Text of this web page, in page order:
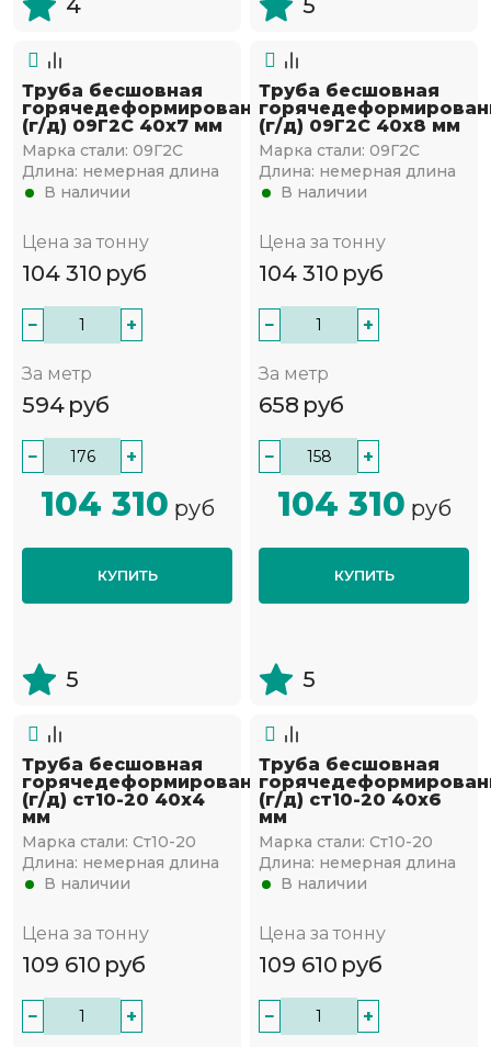
4 5
Труба бесшовная
горячедеформированная
(г/д) 09Г2С 40х7 мм
Марка стали: 09Г2С
Длина: немерная длина
В наличии
Цена за тонну
104 310 руб
− +
За метр
594 руб
− +
104 310 руб
КУПИТЬ
5
Труба бесшовная
(г/д) 09Г2С 40х8 мм
Марка стали: 09Г2С
Длина: немерная длина
В наличии
Цена за тонну
104 310 руб
− +
За метр
658 руб
− +
104 310 руб
КУПИТЬ
5
Труба бесшовная
горячедеформированная
(г/д) ст10-20 40х4
мм
Марка стали: Ст10-20
Длина: немерная длина
В наличии
Цена за тонну
109 610 руб
− +
Труба бесшовная
(г/д) ст10-20 40х6
мм
Марка стали: Ст10-20
Длина: немерная длина
В наличии
Цена за тонну
109 610 руб
− +